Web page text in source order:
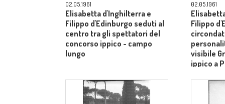
02.05.1961
Elisabetta d'Inghilterra e
Filippo d'Edinburgo seduti al
centro tra gli spettatori del
concorso ippico - campo
lungo
02.05.1961
Filippo
visibile
ippico a